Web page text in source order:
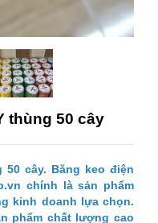
thùng 50 cây
50 cây. Băng keo điện
chính là sản phẩm
kinh doanh lựa chọn.
phẩm chất lượng cao